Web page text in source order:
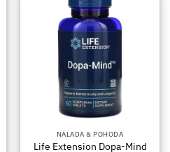
NÁLADA & POHODA
Life Extension Dopa-Mind